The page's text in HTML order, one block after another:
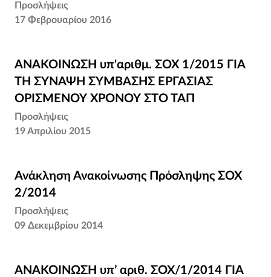
Προσλήψεις
17 Φεβρουαρίου 2016
ΑΝΑΚΟΙΝΩΣΗ υπ'αριθμ. ΣΟΧ 1/2015 ΓΙΑ
ΤΗ ΣΥΝΑΨΗ ΣΥΜΒΑΣΗΣ ΕΡΓΑΣΙΑΣ
ΟΡΙΣΜΕΝΟΥ ΧΡΟΝΟΥ ΣΤΟ ΤΑΠ
ΑΝΑΚΟΙΝΩΣΗ υπ'αριθμ. ΣΟΧ 1/2015 ΓΙΑ
ΤΗ ΣΥΝΑΨΗ ΣΥΜΒΑΣΗΣ ΕΡΓΑΣΙΑΣ
ΟΡΙΣΜΕΝΟΥ ΧΡΟΝΟΥ ΣΤΟ ΤΑΠ
Προσλήψεις
19 Απριλίου 2015
Ανάκληση Ανακοίνωσης Πρόσληψης ΣΟΧ
2/2014
Ανάκληση Ανακοίνωσης Πρόσληψης ΣΟΧ
2/2014
Προσλήψεις
09 Δεκεμβρίου 2014
ΑΝΑΚΟΙΝΩΣΗ υπ’ αριθ. ΣΟΧ/1/2014 ΓΙΑ ΤΗ
ΑΝΑΚΟΙΝΩΣΗ υπ’ αριθ. ΣΟΧ/1/2014 ΓΙΑ